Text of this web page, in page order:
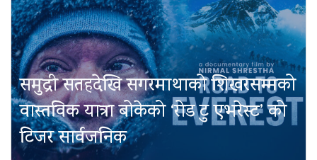
समुद्री सतहदेखि सगरमाथाको शिखरसम्मको
वास्तविक यात्रा बोकेको ‘रोड टु एभरेस्ट’ को
टिजर सार्वजनिक